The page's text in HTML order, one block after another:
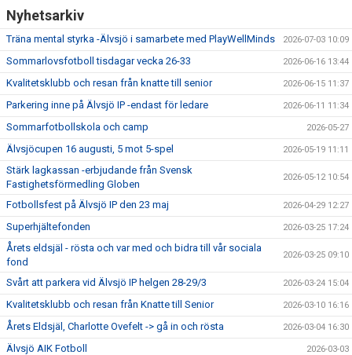
Nyhetsarkiv
Träna mental styrka -Älvsjö i samarbete med PlayWellMinds 2026-07-03 10:09
Sommarlovsfotboll tisdagar vecka 26-33 2026-06-16 13:44
Kvalitetsklubb och resan från knatte till senior 2026-06-15 11:37
Parkering inne på Älvsjö IP -endast för ledare 2026-06-11 11:34
Sommarfotbollskola och camp 2026-05-27
Älvsjöcupen 16 augusti, 5 mot 5-spel 2026-05-19 11:11
Stärk lagkassan -erbjudande från Svensk
Fastighetsförmedling Globen
2026-05-12 10:54
Fotbollsfest på Älvsjö IP den 23 maj 2026-04-29 12:27
Superhjältefonden 2026-03-25 17:24
Årets eldsjäl - rösta och var med och bidra till vår sociala
fond
2026-03-25 09:10
Svårt att parkera vid Älvsjö IP helgen 28-29/3 2026-03-24 15:04
Kvalitetsklubb och resan från Knatte till Senior 2026-03-10 16:16
Årets Eldsjäl, Charlotte Ovefelt -> gå in och rösta 2026-03-04 16:30
Älvsjö AIK Fotboll 2026-03-03